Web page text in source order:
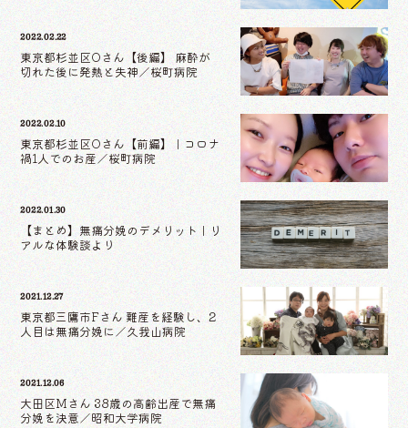
2022.02.22
東京都杉並区Oさん【後編】 麻酔が
切れた後に発熱と失神／桜町病院
2022.02.10
東京都杉並区Oさん【前編】｜コロナ
禍1人でのお産／桜町病院
2022.01.30
【まとめ】無痛分娩のデメリット｜リ
アルな体験談より
2021.12.27
東京都三鷹市Fさん 難産を経験し、2
人目は無痛分娩に／久我山病院
2021.12.06
大田区Mさん 38歳の高齢出産で無痛
分娩を決意／昭和大学病院